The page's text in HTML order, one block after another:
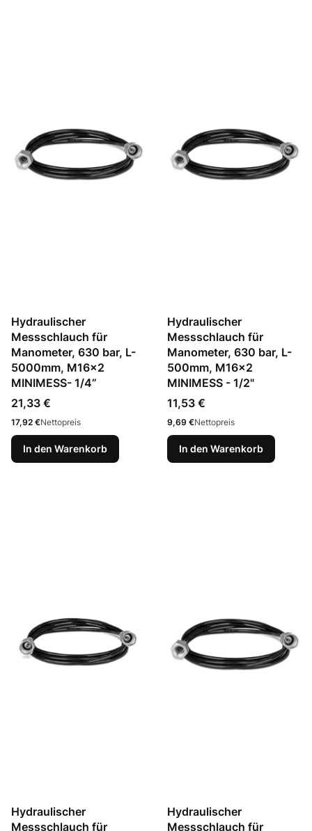
Hydraulischer
Messschlauch für
Manometer, 630 bar, L-
5000mm, M16x2
MINIMESS- 1/4”
Preis
21,33 €
Preis
17,92 €Nettopreis
In den Warenkorb
Hydraulischer
Messschlauch für
Manometer, 630 bar, L-
500mm, M16x2
MINIMESS - 1/2"
Preis
11,53 €
Preis
9,69 €Nettopreis
In den Warenkorb
Hydraulischer
Messschlauch für
Hydraulischer
Messschlauch für